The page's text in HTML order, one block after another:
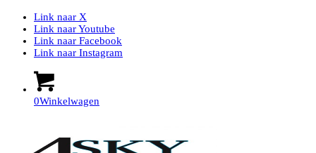
Link naar X
Link naar Youtube
Link naar Facebook
Link naar Instagram
0Winkelwagen